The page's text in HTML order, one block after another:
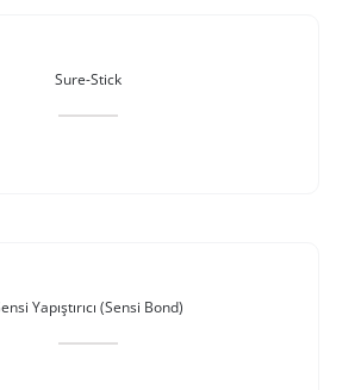
Sure-Stick
Yapıştırıcı (Sensi Bond)